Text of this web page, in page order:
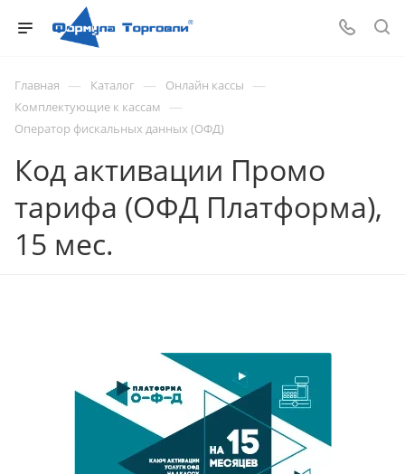
Главная — Каталог — Онлайн кассы —
Комплектующие к кассам —
Оператор фискальных данных (ОФД)
Код активации Промо
тарифа (ОФД Платформа),
15 мес.